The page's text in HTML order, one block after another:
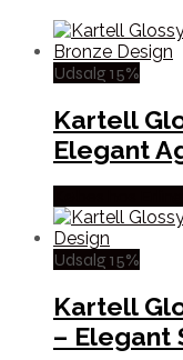
Udsalg 15%
Kartell
Elegant
Udsalg 15%
Kartell
– Elegant